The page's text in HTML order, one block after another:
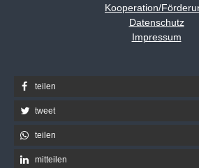
Kooperation/
Datenschutz
Impressum
teilen
tweet
teilen
mitteilen